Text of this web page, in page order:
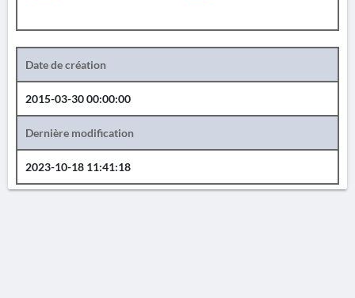
Date de création
2015-03-30 00:00:00
Dernière modification
2023-10-18 11:41:18